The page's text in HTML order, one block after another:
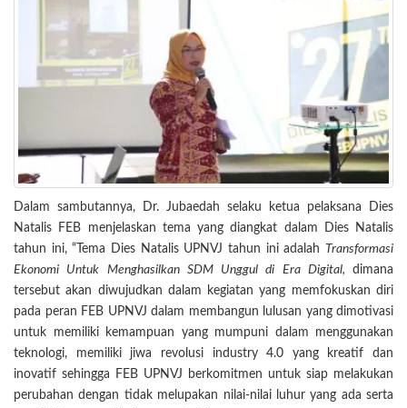
Dalam sambutannya, Dr. Jubaedah selaku ketua pelaksana Dies
Natalis FEB menjelaskan tema yang diangkat dalam Dies Natalis
tahun ini, “Tema Dies Natalis UPNVJ tahun ini adalah
Transformasi
Ekonomi Untuk Menghasilkan SDM Unggul di Era Digital, dimana
tersebut akan diwujudkan dalam kegiatan yang memfokuskan diri
pada peran FEB UPNVJ dalam membangun lulusan yang dimotivasi
untuk memiliki kemampuan yang mumpuni dalam menggunakan
teknologi, memiliki jiwa revolusi industry 4.0 yang kreatif dan
inovatif sehingga FEB UPNVJ berkomitmen untuk siap melakukan
perubahan dengan tidak melupakan nilai-nilai luhur yang ada serta